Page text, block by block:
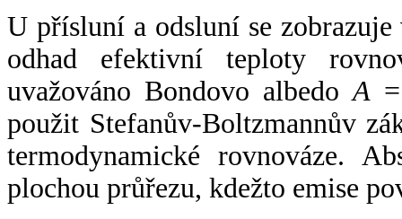
U přísluní a odsluní se
odhad efektivní teploty
uvažováno Bondovo albedoA
použit Stefanův-Boltzmannův
termodynamické rovnováze.
plochou průřezu, kdežto emise